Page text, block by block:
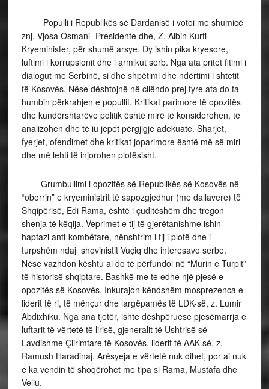
Populli i Republikës së Dardanisë i votoi me shumicë
znj. Vjosa Osmani- Presidente dhe, Z. Albin Kurti-
Kryeminister, për shumë arsye. Dy ishin pika kryesore,
luftimi i korrupsionit dhe i armikut serb. Nga ata pritet fitimi i
dialogut me Serbinë, si dhe shpëtimi dhe ndërtimi i shtetit
të Kosovës. Nëse dështojnë në cilëndo prej tyre ata do ta
humbin përkrahjen e popullit. Kritikat parimore të opozitës
dhe kundërshtarëve politik është mirë të konsiderohen, të
analizohen dhe të iu jepet përgjigje adekuate. Sharjet,
fyerjet, ofendimet dhe kritikat joparimore është më së miri
dhe më lehti të injorohen plotësisht.
Grumbullimi i opozitës së Republikës së Kosovës në
“oborrin” e kryeministrit të sapozgjedhur (me dallavere) të
Shqipërisë, Edi Rama, është i çuditëshëm dhe tregon
shenja të këqija. Veprimet e tij të gjerëtanishme ishin
haptazi anti-kombëtare, nënshtrim i tij i plotë dhe i
turpshëm ndaj shovinistit Vuçiq dhe interesave serbe.
Nëse vazhdon kështu ai do të përfundoi në “Murin e Turpit”
të historisë shqiptare. Bashkë me te edhe një pjesë e
opozitës së Kosovës. Inkurajon këndshëm mosprezenca e
liderit të ri, të mënçur dhe largëpamës të LDK-së, z. Lumir
Abdixhiku. Nga ana tjetër, ishte dëshpëruese pjesëmarrja e
luftarit të vërtetë të lirisë, gjeneralit të Ushtrisë së
Lavdishme Çlirimtare të Kosovës, liderit të AAK-së, z.
Ramush Haradinaj. Arësyeja e vërtetë nuk dihet, por ai nuk
e ka vendin të shoqërohet me tipa si Rama, Mustafa dhe
Veliu.